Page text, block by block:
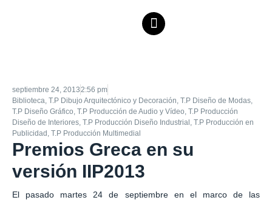
septiembre 24, 20132:56 pm
Biblioteca, T.P Dibujo Arquitectónico y Decoración, T.P Diseño de Modas,
T.P Diseño Gráfico, T.P Producción de Audio y Vídeo, T.P Producción
Diseño de Interiores, T.P Producción Diseño Industrial , T.P Producción en
Publicidad , T.P Producción Multimedial
Premios Greca en su
versión IIP2013
El pasado martes 24 de septiembre en el marco de las